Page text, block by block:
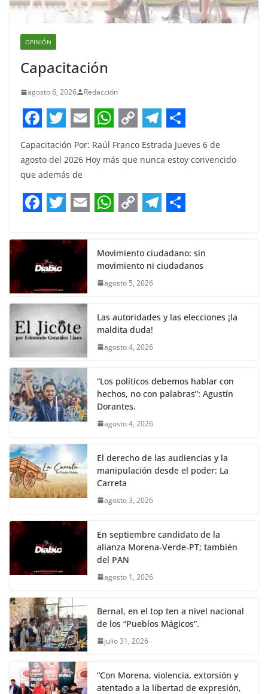
OPINIÓN
Capacitación
agosto 6, 2026 Redacción
F
a
c
e
b
o
o
T
w
i
t
t
e
r
E
m
a
i
l
W
h
t
s
p
p
C
o
y
L
n
k
T
e
e
g
a
m
S
h
r
e
Capacitación Por: Raúl Franco Estrada Jueves 6 de
agosto del 2026 Hoy más que nunca estoy convencido
que además de
a
c
b
o
o
k
w
i
t
t
e
r
m
a
i
l
a
t
A
p
p
p
y
i
n
k
l
e
r
a
m
a
Movimiento ciudadano: sin
movimiento ni ciudadanos
agosto 5, 2026
Las autoridades y las elecciones ¡la
maldita duda!
agosto 4, 2026
“Los políticos debemos hablar con
hechos, no con palabras”: Agustín
Dorantes.
agosto 4, 2026
El derecho de las audiencias y la
manipulación desde el poder: La
Carreta
agosto 3, 2026
En septiembre candidato de la
alianza Morena-Verde-PT; también
del PAN
agosto 1, 2026
Bernal, en el top ten a nivel nacional
de los “Pueblos Mágicos”.
julio 31, 2026
“Con Morena, violencia, extorsión y
atentado a la libertad de expresión,